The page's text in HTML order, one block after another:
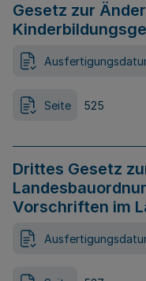
Gesetz zur
Seite 525
Drittes Gesetz
Vorschriften im